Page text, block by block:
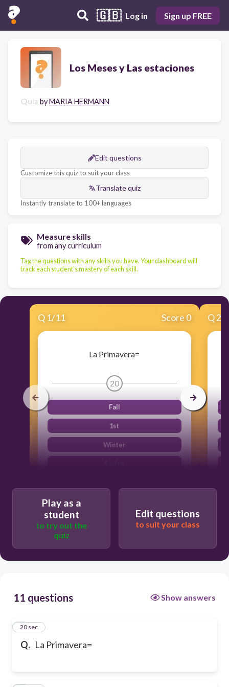
🇬🇧 Log in Sign up FREE
Los Meses y Las estaciones
Quiz byMARIA HERMANN
Edit questions
Customize this quiz to suit your class
Translate quiz
Instantly translate to 100+ languages
Measure skills
from any curriculum
Tag the questions with any skills you have. Your dashboard will
track each student's mastery of each skill.
Q 1/11 Score 0
La Primavera=
20
Fall
1st
Winter
Q2
Play as a
student
to try out the
quiz
Edit questions
to suit your class
11 questions Show answers
Q. La Primavera=
1
20 sec